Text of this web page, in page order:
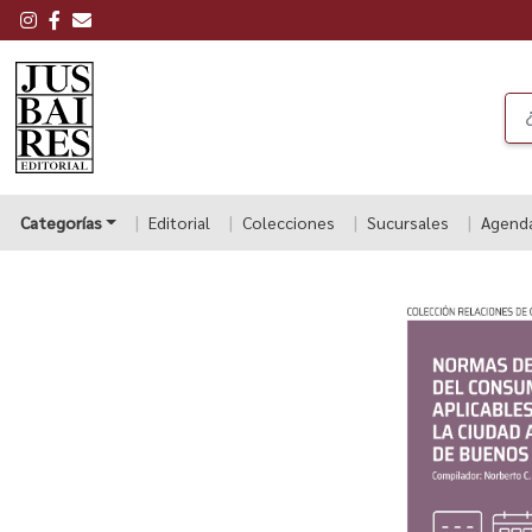
Categorías Editorial Colecciones Sucursales